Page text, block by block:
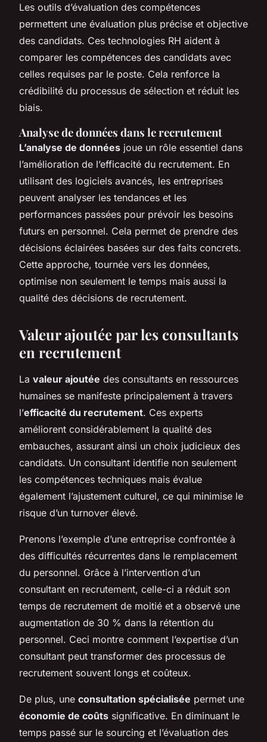
Les outils d’évaluation des compétences
permettent une évaluation plus précise et objective
des candidats. Ces technologies RH aident à
comparer les compétences des candidats avec
celles requises par le poste. Cela renforce la
crédibilité du processus de sélection et réduit les
biais.
Analyse de données dans le recrutement
L’analyse de données joue un rôle essentiel dans
l’amélioration de l’efficacité du recrutement. En
utilisant des logiciels avancés, les entreprises
peuvent analyser les tendances et les
performances passées pour prévoir les besoins
futurs en personnel. Cela permet de prendre des
décisions éclairées basées sur des faits concrets.
Cette approche, tournée vers les données,
optimise non seulement le temps mais aussi la
qualité des décisions de recrutement.
Valeur ajoutée par les consultants
en recrutement
La valeur ajoutée des consultants en ressources
humaines se manifeste principalement à travers
l’efficacité du recrutement. Ces experts
améliorent considérablement la qualité des
embauches, assurant ainsi un choix judicieux des
candidats. Un consultant identifie non seulement
les compétences techniques mais évalue
également l’ajustement culturel, ce qui minimise le
risque d’un turnover élevé.
Prenons l’exemple d’une entreprise confrontée à
des difficultés récurrentes dans le remplacement
du personnel. Grâce à l’intervention d’un
consultant en recrutement, celle-ci a réduit son
temps de recrutement de moitié et a observé une
augmentation de 30 % dans la rétention du
personnel. Ceci montre comment l’expertise d’un
consultant peut transformer des processus de
recrutement souvent longs et coûteux.
De plus, une consultation spécialisée permet une
économie de coûts significative. En diminuant le
temps passé sur le sourcing et l’évaluation des